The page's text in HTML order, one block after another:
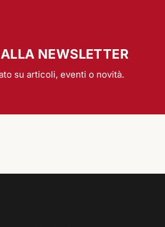
NEWSLETTER
su articoli, eventi o novità.